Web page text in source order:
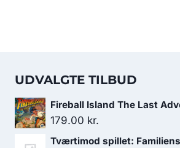
UDVALGTE TILBUD
Fireball Island The Last
179.00 kr.
Tværtimod spillet: